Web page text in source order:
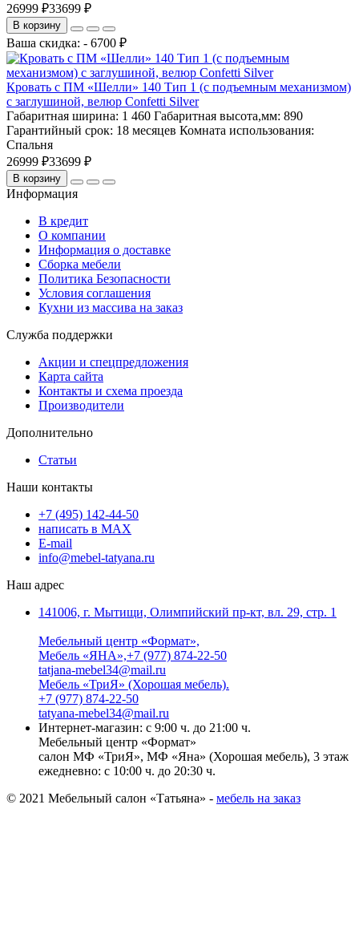
26999 ₽33699 ₽
В корзину
Ваша скидка: - 6700 ₽
Кровать с ПМ «Шелли» 140 Тип 1 (с подъемным механизмом)
с заглушиной, велюр Confetti Silver
Габаритная ширина: 1 460 Габаритная высота,мм: 890
Гарантийный срок: 18 месяцев Комната использования:
Спальня
26999 ₽33699 ₽
В корзину
Информация
В кредит
О компании
Информация о доставке
Сборка мебели
Политика Безопасности
Условия соглашения
Кухни из массива на заказ
Служба поддержки
Акции и спецпредложения
Карта сайта
Контакты и схема проезда
Производители
Дополнительно
Статьи
Наши контакты
+7 (495) 142-44-50
написать в МАХ
E-mail
info@mebel-tatyana.ru
Наш адрес
141006, г. Мытищи, Олимпийский пр-кт, вл. 29, стр. 1
Мебельный центр «Формат»,
Мебель «ЯНА»,+7 (977) 874-22-50
tatjana-mebel34@mail.ru
Мебель «ТриЯ» (Хорошая мебель).
+7 (977) 874-22-50
tatyana-mebel34@mail.ru
Интернет-магазин: с 9:00 ч. до 21:00 ч.
Мебельный центр «Формат»
салон МФ «ТриЯ», МФ «Яна» (Хорошая мебель), 3 этаж
ежедневно: с 10:00 ч. до 20:30 ч.
© 2021 Мебельный салон «Татьяна» - мебель на заказ